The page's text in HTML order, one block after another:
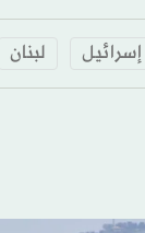
إسرائيل لبنان